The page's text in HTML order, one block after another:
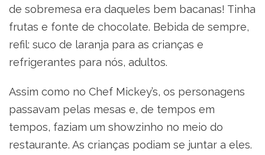
de sobremesa era daqueles bem bacanas! Tinha
frutas e fonte de chocolate. Bebida de sempre,
refil: suco de laranja para as crianças e
refrigerantes para nós, adultos.
Assim como no Chef Mickey’s, os personagens
passavam pelas mesas e, de tempos em
tempos, faziam um showzinho no meio do
restaurante. As crianças podiam se juntar a eles.